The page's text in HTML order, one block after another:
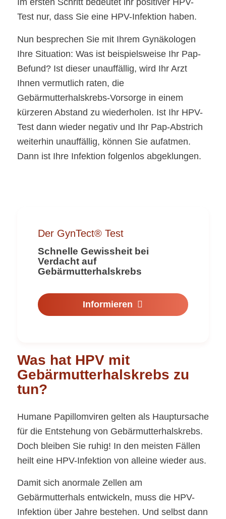
Im ersten Schritt bedeutet ihr positiver HPV-
Test nur, dass Sie eine HPV-Infektion haben.
Nun besprechen Sie mit Ihrem Gynäkologen
Ihre Situation: Was ist beispielsweise Ihr Pap-
Befund? Ist dieser unauffällig, wird Ihr Arzt
Ihnen vermutlich raten, die
Gebärmutterhalskrebs-Vorsorge in einem
kürzeren Abstand zu wiederholen. Ist Ihr HPV-
Test dann wieder negativ und Ihr Pap-Abstrich
weiterhin unauffällig, können Sie aufatmen.
Dann ist Ihre Infektion folgenlos abgeklungen.
Der GynTect® Test
Schnelle Gewissheit bei
Verdacht auf
Gebärmutterhalskrebs
Informieren
Was hat HPV mit
Gebärmutterhalskrebs zu
tun?
Humane Papillomviren gelten als Hauptursache
für die Entstehung von Gebärmutterhalskrebs.
Doch bleiben Sie ruhig! In den meisten Fällen
heilt eine HPV-Infektion von alleine wieder aus.
Damit sich anormale Zellen am
Gebärmutterhals entwickeln, muss die HPV-
Infektion über Jahre bestehen. Und selbst dann